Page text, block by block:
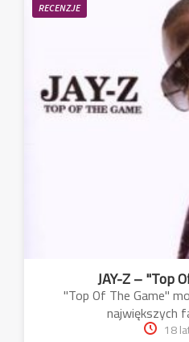
RECENZJE
JAY-Z – "Top
"Top Of The Game"
największych
18